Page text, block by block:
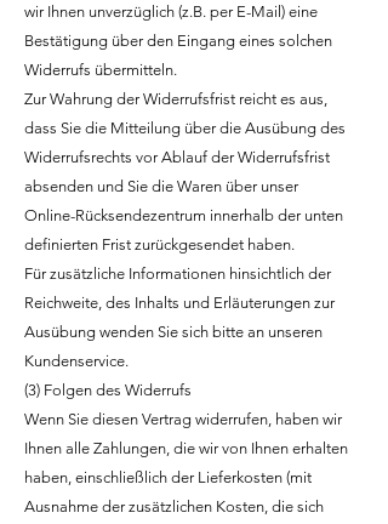
wir Ihnen unverzüglich (z.B. per E-Mail) eine
Bestätigung über den Eingang eines solchen
Widerrufs übermitteln.
Zur Wahrung der Widerrufsfrist reicht es aus,
dass Sie die Mitteilung über die Ausübung des
Widerrufsrechts vor Ablauf der Widerrufsfrist
absenden und Sie die Waren über unser
Online-Rücksendezentrum innerhalb der unten
definierten Frist zurückgesendet haben.
Für zusätzliche Informationen hinsichtlich der
Reichweite, des Inhalts und Erläuterungen zur
Ausübung wenden Sie sich bitte an unseren
Kundenservice.
(3) Folgen des Widerrufs
Wenn Sie diesen Vertrag widerrufen, haben wir
Ihnen alle Zahlungen, die wir von Ihnen erhalten
haben, einschließlich der Lieferkosten (mit
Ausnahme der zusätzlichen Kosten, die sich